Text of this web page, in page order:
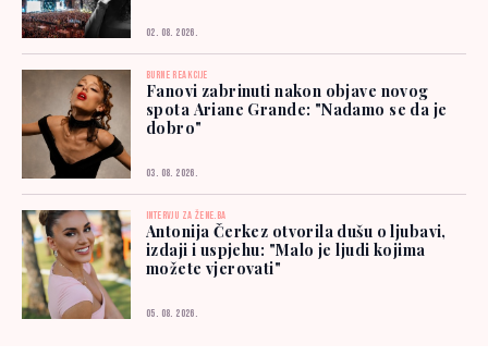
02. 08. 2026.
BURNE REAKCIJE
Fanovi zabrinuti nakon objave novog
spota Ariane Grande: "Nadamo se da je
dobro"
03. 08. 2026.
INTERVJU ZA ŽENE.BA
Antonija Čerkez otvorila dušu o ljubavi,
izdaji i uspjehu: "Malo je ljudi kojima
možete vjerovati"
05. 08. 2026.